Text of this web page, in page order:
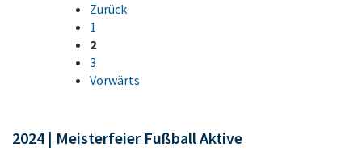
Zurück
1
2
3
Vorwärts
2024 | Meisterfeier Fußball Aktive